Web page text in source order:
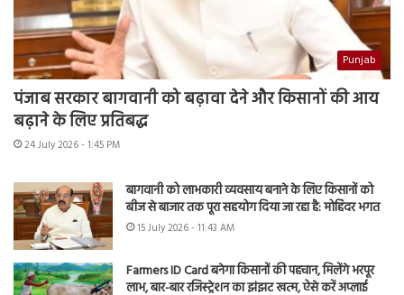
Punjab
पंजाब सरकार बागवानी को बढ़ावा देने और किसानों की आय
बढ़ाने के लिए प्रतिबद्ध
24 July 2026 - 1:45 PM
बागवानी को लाभकारी व्यवसाय बनाने के लिए किसानों को
बीज से बाजार तक पूरा सहयोग दिया जा रहा है: मोहिंदर भगत
15 July 2026 - 11:43 AM
Farmers ID Card बनेगा किसानों की पहचान, मिलेंगे भरपूर
लाभ, बार-बार रजिस्ट्रेशन का झंझट खत्म, ऐसे करें अप्लाई